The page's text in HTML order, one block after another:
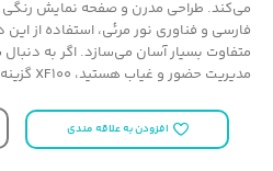
فارسی و فناوری نور مرئی، استفاده از
متفاوت بسیار آسان می‌سازد. اگر به
مدیریت حضور و غیاب هستید، XF100 گزینه‌ای ایده‌آل برای شماست.
افزودن به علاقه مندی